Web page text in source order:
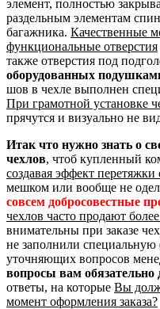
элемент, полностью
раздельным элементам
багажника. Качественные
функциональные отверстия
также отверстия под
оборудованных
шов в чехле выполнен
При грамотной установке
прячутся и визуально не
Итак что нужно знать о
чехлов, чтоб купленный
создавая эффект перетяжки
мешком или вообще не
совсем добросовестные
чехлов часто продают
внимательны при заказе
не заполнили специальную
уточняющих вопросов
вопросы вам обязательно
ответы, на которые Вы
момент оформления заказа?